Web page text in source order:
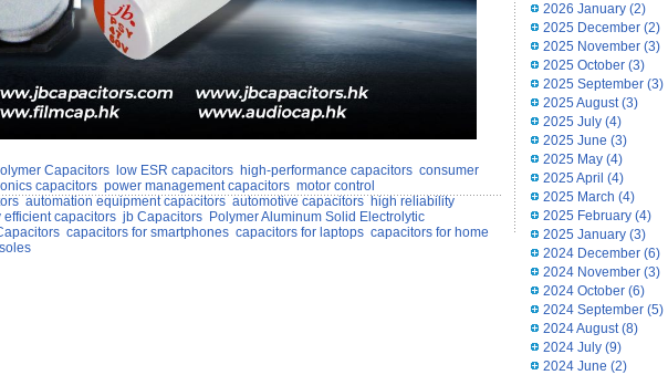
Capacitors low ESR capacitors high-performance capacitors consumer
capacitors power management capacitors motor control
automation equipment capacitors automotive capacitors
high reliability
efficient capacitors jb Capacitors
Polymer Aluminum Solid Electrolytic
capacitors for smartphones capacitors for laptops capacitors for home
2026 January(2)
2025 December(2)
2025 November(3)
2025 October(3)
2025 September(3)
2025 August(3)
2025 July(4)
2025 June (3)
2025 May(4)
2025 April (4)
2025 March (4)
2025 February(4)
2025 January(3)
2024 December(6)
2024 November(3)
2024 October(6)
2024 September(5)
2024 August(8)
2024 July(9)
2024 June (2)